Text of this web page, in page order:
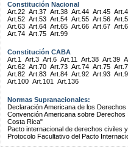
Constitución Nacional
Art.22 Art.37 Art.38 Art.44 Art.45
Art.52 Art.53 Art.54 Art.55 Art.56
Art.63 Art.64 Art.65 Art.66 Art.67
Art.74 Art.75 Art.99
Constitución CABA
Art.1
Art.3 Art.6 Art.11 Art.38 Art.39
Art.62 Art.70 Art.73 Art.74 Art.75
Art.82 Art.83 Art.84 Art.92 Art.93
Art.100 Art.101 Art.136
Normas Supranacionales:
Declaración Americana de los
Convención Americana sobre
Costa Rica"
Pacto internacional de derechos civiles
Protocolo Facultativo del Pacto